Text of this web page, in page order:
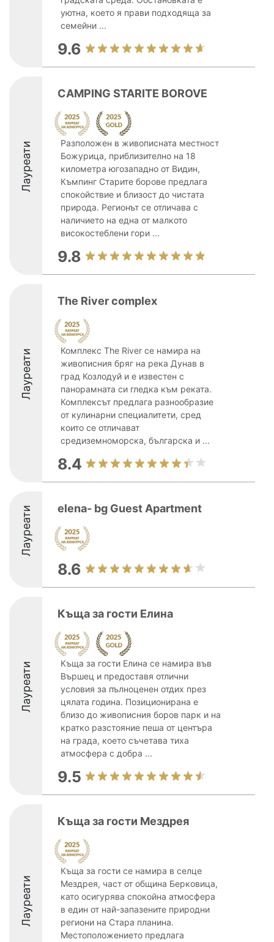
уютна, което я прави подходяща за
семейни ...
9.6
Лауреати
CAMPING STARITE BOROVE
Разположен в живописната местност
Божурица, приблизително на 18
километра югозападно от Видин,
Къмпинг Старите борове предлага
спокойствие и близост до чистата
природа. Регионът се отличава с
наличието на една от малкото
високостеблени гори ...
9.8
Лауреати
The River complex
Комплекс The River се намира на
живописния бряг на река Дунав в
град Козлодуй и е известен с
панорамната си гледка към реката.
Комплексът предлага разнообразие
от кулинарни специалитети, сред
които се отличават
средиземноморска, българска и ...
8.4
Лауреати elena- bg Guest Apartment
8.6
Лауреати
Къща за гости Елина
Къща за гости Елина се намира във
Вършец и предоставя отлични
условия за пълноценен отдих през
цялата година. Позиционирана е
близо до живописния боров парк и на
кратко разстояние пеша от центъра
на града, което съчетава тиха
атмосфера с добра ...
9.5
Лауреати
Къща за гости Мездрея
Къща за гости се намира в селце
Мездрея, част от община Берковица,
като осигурява спокойна атмосфера
в един от най-запазените природни
региони на Стара планина.
Местоположението предлага